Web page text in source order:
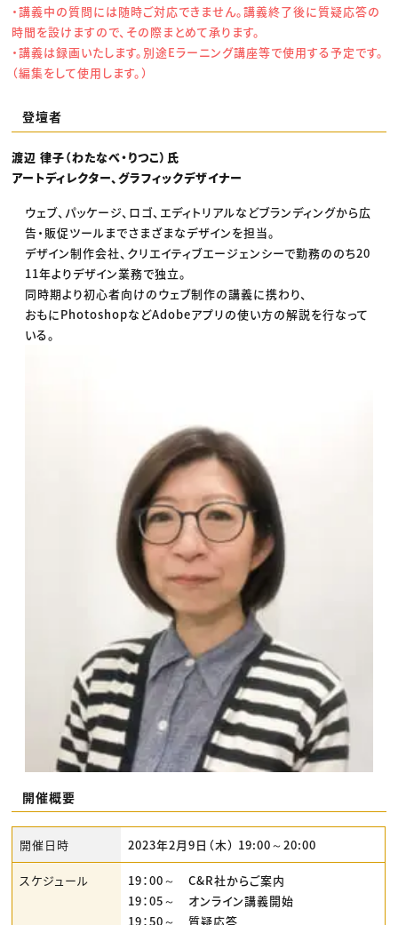
・講義中の質問には随時ご対応できません。講義終了後に質疑応答の
時間を設けますので、その際まとめて承ります。
・講義は録画いたします。別途Eラーニング講座等で使用する予定です。
（編集をして使用します。）
登壇者
渡辺 律子（わたなべ・りつこ）氏
アートディレクター、グラフィックデザイナー
ウェブ、パッケージ、ロゴ、エディトリアルなどブランディングから広
告・販促ツールまでさまざまなデザインを担当。
デザイン制作会社、クリエイティブエージェンシーで勤務ののち20
11年よりデザイン業務で独立。
同時期より初心者向けのウェブ制作の講義に携わり、
おもにPhotoshopなどAdobeアプリの使い方の解説を行なって
いる。
開催概要
開催日時 2023年2月9日（木） 19:00～20:00
スケジュール
19：00～ C&R社からご案内
19：05～ オンライン講義開始
19：50～ 質疑応答